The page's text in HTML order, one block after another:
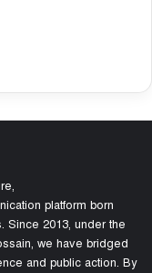
platform born
Since 2013, under the
we have bridged
and public action. By